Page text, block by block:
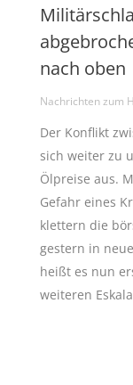
nach oben
Nachrichten zum
Der Konflikt
sich weiter zu
Ölpreise aus.
Gefahr eines
klettern die
gestern in
heißt es nun
weiteren